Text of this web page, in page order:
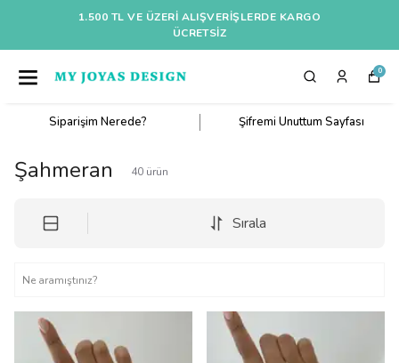
1.500 TL VE ÜZERI ALIŞVERIŞLERDE KARGO
ÜCRETSİZ
0
Siparişim Nerede? Şifremi Unuttum Sayfası
Şahmeran 40 ürün
Sırala